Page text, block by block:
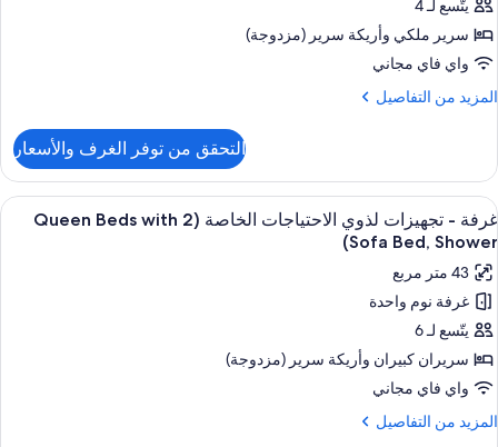
تجهيزات
لذوي
الاحتياجات
الخاصة
(Roll-
سرير
ملكي
مع
أريكة
سرير
تجهيزات
لذوي
الاحتياجات
الخاصة
-
بحوض
استحمام
يتّسع لـ 4
سرير ملكي‫‬ وأريكة سرير (مزدوجة)
واي فاي مجاني
المزيد من التفاصيل
المزيد
غرفة
سرير
ملكي
أريكة
سرير
تجهيزات
لذوي
الاحتياجات
الخاصة
-
بحوض
التحقق من توفر الغرف والأسعار
استعراض
جميع
صور
غرفة
-
تجهيزات
لذوي
الاحتياجات
الخاصة
خزنة داخل الغرفة ومكتب ومساحة عمل
7
غرفة - تجهيزات لذوي الاحتياجات الخاصة (2 Queen Beds with
Sofa Bed, Shower)
43 متر مربع
غرفة نوم واحدة
يتّسع لـ 6
سريران كبيران‫‬ وأريكة سرير (مزدوجة)
واي فاي مجاني
المزيد من التفاصيل
المزيد